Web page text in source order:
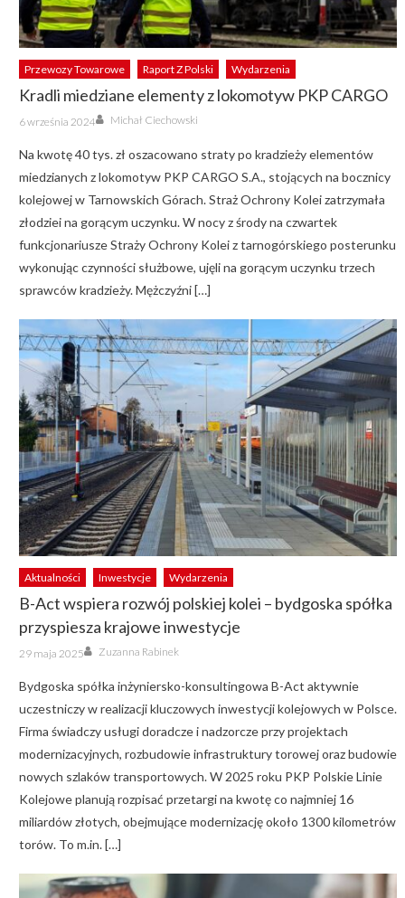
Przewozy Towarowe Raport Z Polski Wydarzenia
Kradli miedziane elementy z lokomotyw PKP CARGO
Posted
on
6 września 2024 Author
Michał Ciechowski
Na kwotę 40 tys. zł oszacowano straty po kradzieży elementów
miedzianych z lokomotyw PKP CARGO S.A., stojących na bocznicy
kolejowej w Tarnowskich Górach. Straż Ochrony Kolei zatrzymała
złodziei na gorącym uczynku. W nocy z środy na czwartek
funkcjonariusze Straży Ochrony Kolei z tarnogórskiego posterunku
wykonując czynności służbowe, ujęli na gorącym uczynku trzech
sprawców kradzieży. Mężczyźni […]
Aktualności Inwestycje Wydarzenia
B-Act wspiera rozwój polskiej kolei – bydgoska spółka
przyspiesza krajowe inwestycje
Posted
on
29 maja 2025 Author
Zuzanna Rabinek
Bydgoska spółka inżyniersko-konsultingowa B-Act aktywnie
uczestniczy w realizacji kluczowych inwestycji kolejowych w Polsce.
Firma świadczy usługi doradcze i nadzorcze przy projektach
modernizacyjnych, rozbudowie infrastruktury torowej oraz budowie
nowych szlaków transportowych. W 2025 roku PKP Polskie Linie
Kolejowe planują rozpisać przetargi na kwotę co najmniej 16
miliardów złotych, obejmujące modernizację około 1300 kilometrów
torów. To m.in. […]